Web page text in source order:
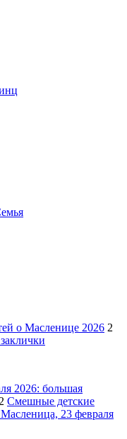
о Масленице 2026 2
2026: большая
2 Смешные детские
23 февраля